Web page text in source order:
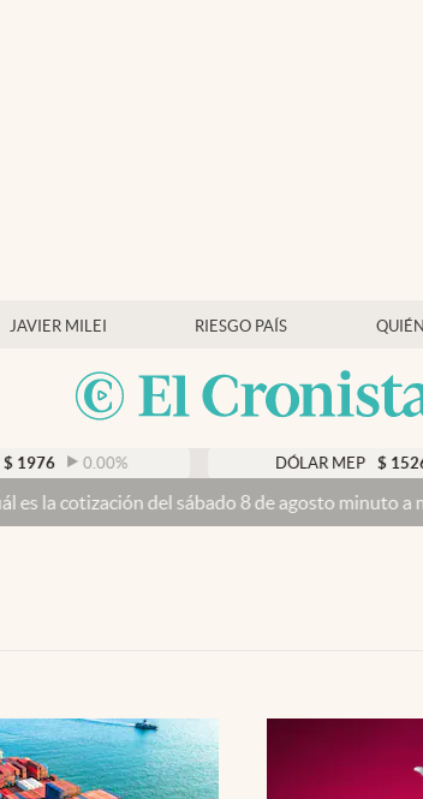
JAVIER MILEI RIESGO PAÍS
% $ 1526,03 0.43%
sábado 8 de agosto minuto a minuto